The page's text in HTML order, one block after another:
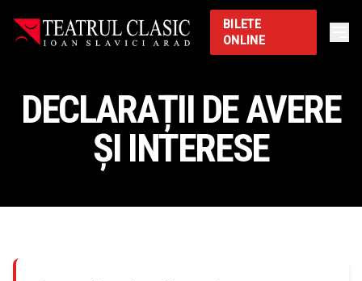
BILETE
ONLINE
DECLARAȚII DE AVERE
ȘI INTERESE